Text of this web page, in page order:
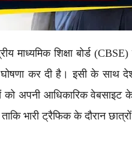
माध्यमिक शिक्षा बोर्ड
कर दी है। इसी के साथ
को अपनी आधिकारिक वेबसाइट
भारी ट्रैफिक के दौरान